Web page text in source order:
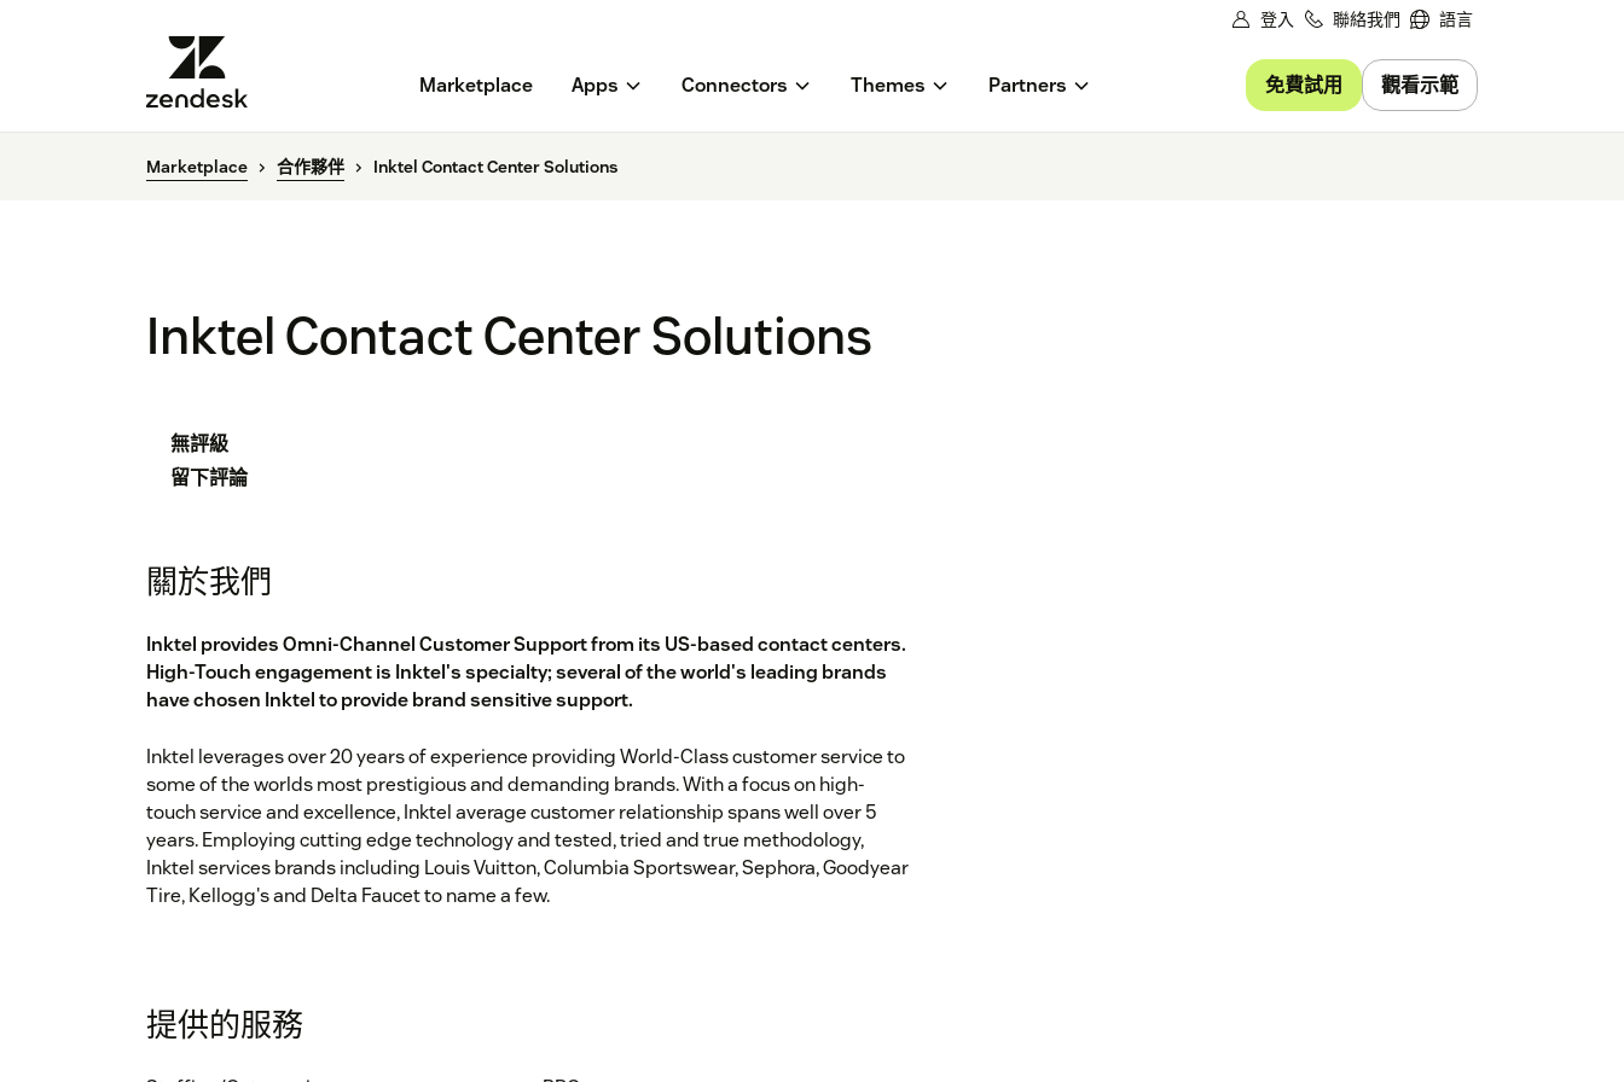
登入 聯絡我們 語言
Marketplace Apps Connectors Themes Partners 免費試用 觀看示範
Marketplace 合作夥伴 Inktel Contact Center Solutions
Inktel Contact Center Solutions
無評級
留下評論
關於我們
Inktel provides Omni-Channel Customer Support from its US-based contact centers.
High-Touch engagement is Inktel's specialty; several of the world's leading brands
have chosen Inktel to provide brand sensitive support.
Inktel leverages over 20 years of experience providing World-Class customer service to
some of the worlds most prestigious and demanding brands. With a focus on high-
touch service and excellence, Inktel average customer relationship spans well over 5
years. Employing cutting edge technology and tested, tried and true methodology,
Inktel services brands including Louis Vuitton, Columbia Sportswear, Sephora, Goodyear
Tire, Kellogg's and Delta Faucet to name a few.
提供的服務